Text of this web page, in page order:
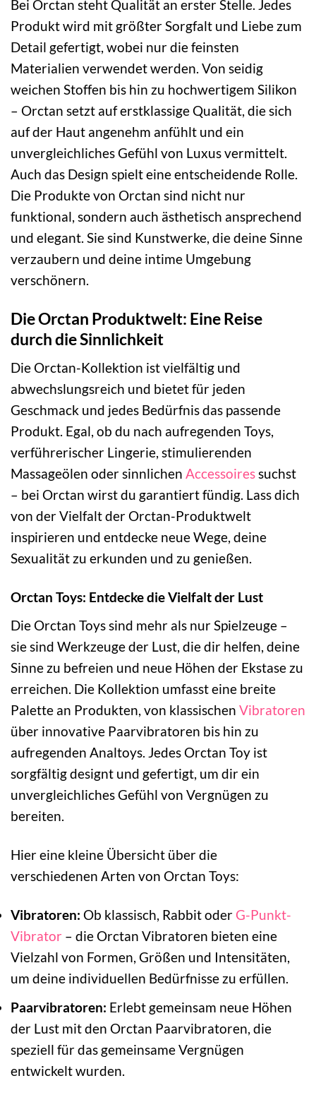
Bei Orctan steht Qualität an erster Stelle. Jedes
Produkt wird mit größter Sorgfalt und Liebe zum
Detail gefertigt, wobei nur die feinsten
Materialien verwendet werden. Von seidig
weichen Stoffen bis hin zu hochwertigem Silikon
– Orctan setzt auf erstklassige Qualität, die sich
auf der Haut angenehm anfühlt und ein
unvergleichliches Gefühl von Luxus vermittelt.
Auch das Design spielt eine entscheidende Rolle.
Die Produkte von Orctan sind nicht nur
funktional, sondern auch ästhetisch ansprechend
und elegant. Sie sind Kunstwerke, die deine Sinne
verzaubern und deine intime Umgebung
verschönern.
Die Orctan Produktwelt: Eine Reise
durch die Sinnlichkeit
Die Orctan-Kollektion ist vielfältig und
abwechslungsreich und bietet für jeden
Geschmack und jedes Bedürfnis das passende
Produkt. Egal, ob du nach aufregenden Toys,
verführerischer Lingerie, stimulierenden
Massageölen oder sinnlichen Accessoiressuchst
– bei Orctan wirst du garantiert fündig. Lass dich
von der Vielfalt der Orctan-Produktwelt
inspirieren und entdecke neue Wege, deine
Sexualität zu erkunden und zu genießen.
Orctan Toys: Entdecke die Vielfalt der Lust
Die Orctan Toys sind mehr als nur Spielzeuge –
sie sind Werkzeuge der Lust, die dir helfen, deine
Sinne zu befreien und neue Höhen der Ekstase zu
erreichen. Die Kollektion umfasst eine breite
Palette an Produkten, von klassischen Vibratoren
über innovative Paarvibratoren bis hin zu
aufregenden Analtoys. Jedes Orctan Toy ist
sorgfältig designt und gefertigt, um dir ein
unvergleichliches Gefühl von Vergnügen zu
bereiten.
Hier eine kleine Übersicht über die
verschiedenen Arten von Orctan Toys:
Vibratoren: Ob klassisch, Rabbit oder G-Punkt-
Vibrator – die Orctan Vibratoren bieten eine
Vielzahl von Formen, Größen und Intensitäten,
um deine individuellen Bedürfnisse zu erfüllen.
Paarvibratoren: Erlebt gemeinsam neue Höhen
der Lust mit den Orctan Paarvibratoren, die
speziell für das gemeinsame Vergnügen
entwickelt wurden.